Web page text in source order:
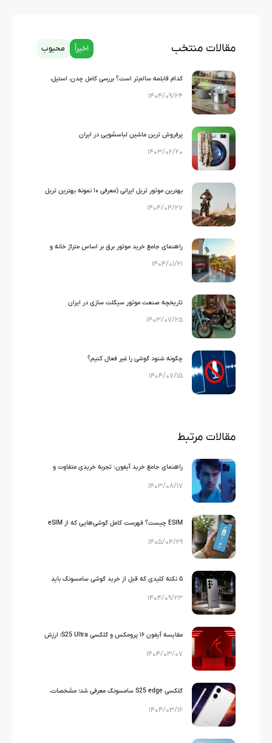
مقالات منتخب اخیراً محبوب
کدام قابلمه سالم‌تر است؟ بررسی کامل چدن، استیل،
گرانیت و تفلون
۱۴۰۴/۰۹/۲۴
پرفروش ترین ماشین لباسشویی در ایران
۱۴۰۳/۰۲/۲۰
بهترین موتور تریل ایرانی (معرفی ۱۰ نمونه بهترین تریل
های ایرانی)
۱۴۰۴/۰۴/۲۷
راهنمای جامع خرید موتور برق بر اساس متراژ خانه و
لوازم خانگی
۱۴۰۴/۰۱/۲۱
تاریخچه صنعت موتور سیکلت سازی در ایران
۱۴۰۳/۰۷/۲۵
چگونه شنود گوشی را غیر فعال کنیم؟
۱۴۰۴/۰۷/۱۵
مقالات مرتبط
راهنمای جامع خرید آیفون: تجربه خریدی متفاوت و
بی‌نقص
۱۴۰۳/۰۸/۱۷
ESIM چیست؟ فهرست کامل گوشی‌هایی که از eSIM
پشتیبانی می‌کنند
۱۴۰۵/۰۴/۲۹
۵ نکته کلیدی که قبل از خرید گوشی سامسونگ باید
بدانید!
۱۴۰۴/۰۹/۲۳
مقایسه آیفون ۱۶ پرومکس و گلگسی S25 Ultra؛ ارزش
خرید کدام بیشتر است؟
۱۴۰۴/۰۳/۰۷
گلکسی S25 edge سامسونگ معرفی شد؛ مشخصات،
قیمت و مقایسه با آیفون ۱۷ ایر
۱۴۰۴/۰۳/۱۶